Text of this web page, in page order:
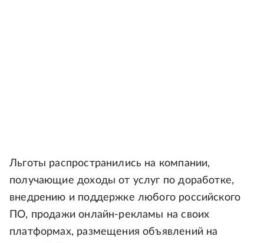
Льготы распространились на компании,
получающие доходы от услуг по доработке,
внедрению и поддержке любого российского
ПО, продажи онлайн-рекламы на своих
платформах, размещения объявлений на